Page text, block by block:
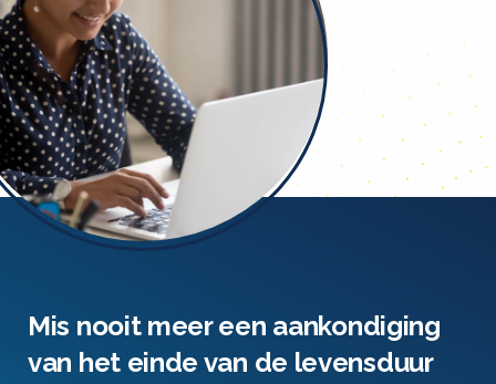
Mis nooit meer een aankondiging
van het einde van de levensduur